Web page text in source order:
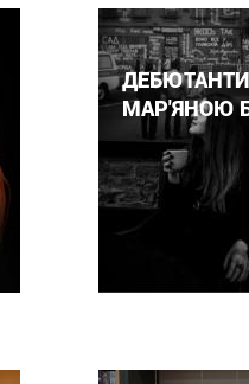
МАР'ЯНОЮ